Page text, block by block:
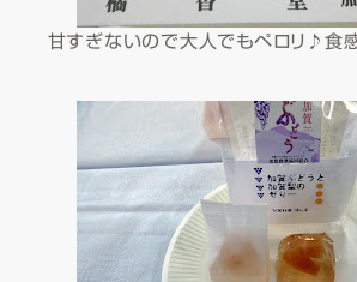
甘すぎないので大人でもペロリ♪食